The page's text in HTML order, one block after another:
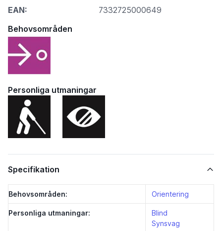
EAN:
7332725000649
Behovsområden
Personliga utmaningar
Specifikation
Behovsområden: Orientering
Personliga utmaningar:
Blind
Synsvag